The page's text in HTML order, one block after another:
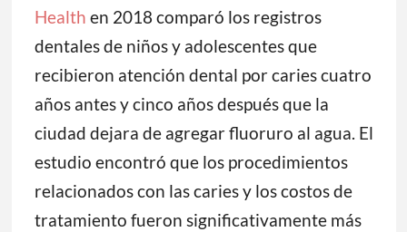
Health en 2018 comparó los registros
dentales de niños y adolescentes que
recibieron atención dental por caries cuatro
años antes y cinco años después que la
ciudad dejara de agregar fluoruro al agua. El
estudio encontró que los procedimientos
relacionados con las caries y los costos de
tratamiento fueron significativamente más